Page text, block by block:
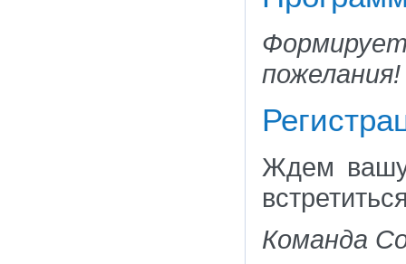
пожелания!
Ждем
Команда